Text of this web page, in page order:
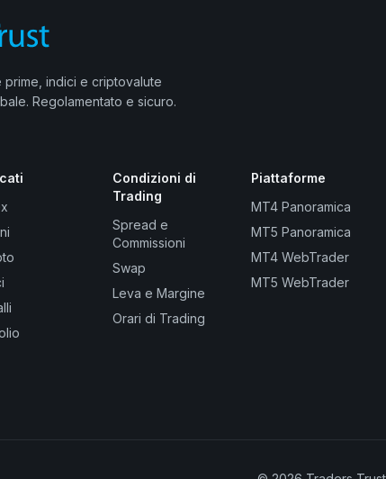
indici e criptovalute
Regolamentato e sicuro.
Condizioni di
Trading
Spread e
Commissioni
Swap
Leva e Margine
Orari di Trading
Piattaforme
MT4 Panoramica
MT5 Panoramica
MT4 WebTrader
MT5 WebTrader